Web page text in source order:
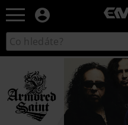
Katalog
vyhledávání